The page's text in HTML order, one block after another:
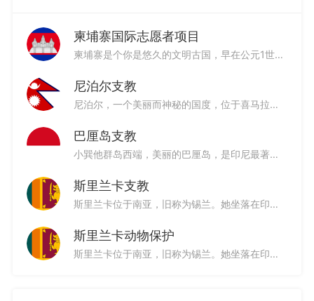
7篇文书 19篇文书 15篇文书
12篇文书 3篇文书 5篇文书
柬埔寨国际志愿者项目
柬埔寨是个你是悠久的文明古国，早在公元1世纪建立了统一的王国。20世纪70年代开始，柬埔寨经历了长期的战争。1993年，随着柬埔寨国家权力机构相继成立和民族和解的实现，柬埔寨进入和平发展的新时期。
尼泊尔支教
尼泊尔，一个美丽而神秘的国度，位于喜马拉雅山脉南麓，北与我国接壤，并保持着非常和睦的邻国关系。它有着独一无二的古老建筑，作为一座历史悠久的城市，独特的自然风光让人叹为观止，其建筑艺术和木石雕刻造诣非凡，成千上万座庙宇，宫殿，宝塔，不愧于“寺庙之城”的盛名。
巴厘岛支教
小巽他群岛西端，美丽的巴厘岛，是印尼最著名的旅游胜地。无论你到哪里，都能感受到这里的人们虔诚的宗教信仰和多彩的艺术文化气氛。巴厘岛的建筑、音乐、舞蹈和装饰都是具有独特风格的，让人不由驻欣赏。
斯里兰卡支教
斯里兰卡位于南亚，旧称为锡兰。她坐落在印度洋上，位于印度东南部，接近赤道，终年如夏，是个热带岛国。斯里兰卡形如水滴，被誉为“上帝的眼泪”和“印度洋上的珍珠”。她历史悠久、底蕴丰厚、“地小物博”--世界八大遗产、迷人的海滨、神秘的宗教、丰富的动植物资源、好客的人民、低廉的物价、独特的异域文化等。此外，斯里兰卡的宝石和红茶更是享誉世界。
斯里兰卡动物保护
斯里兰卡位于南亚，旧称为锡兰。她坐落在印度洋上，位于印度东南部，接近赤道，终年如夏，是个热带岛国。斯里兰卡形如水滴，被誉为“上帝的眼泪”和“印度洋上的珍珠”。她历史悠久、底蕴丰厚、“地小物博”--世界八大遗产、迷人的海滨、神秘的宗教、丰富的动植物资源、好客的人民、低廉的物价、独特的异域文化等。此外，斯里兰卡的宝石和红茶更是享誉世界。